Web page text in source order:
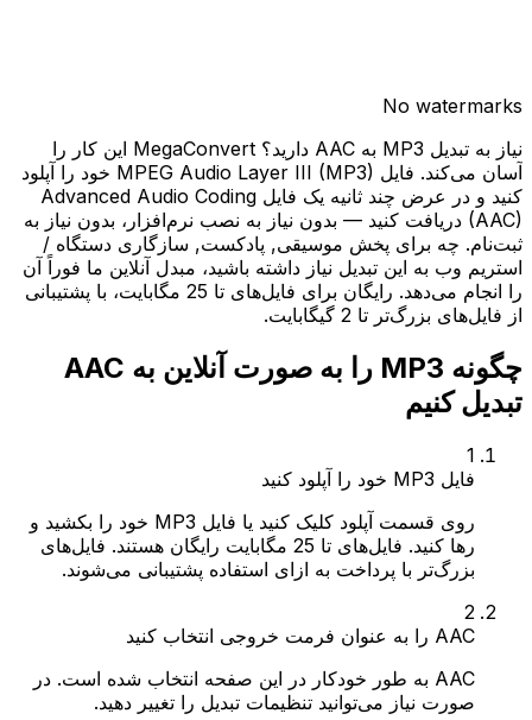
No watermarks
نیاز به تبدیل MP3 به AAC دارید؟ MegaConvert این کار را
آسان می‌کند. فایل MPEG Audio Layer III (MP3) خود را آپلود
کنید و در عرض چند ثانیه یک فایل Advanced Audio Coding
(AAC) دریافت کنید — بدون نیاز به نصب نرم‌افزار، بدون نیاز به
ثبت‌نام. چه برای پخش موسیقی, پادکست, سازگاری دستگاه /
استریم وب به این تبدیل نیاز داشته باشید، مبدل آنلاین ما فوراً آن
را انجام می‌دهد. رایگان برای فایل‌های تا 25 مگابایت، با پشتیبانی
از فایل‌های بزرگ‌تر تا 2 گیگابایت.
چگونه MP3 را به صورت آنلاین به AAC
تبدیل کنیم
1
فایل MP3 خود را آپلود کنید
روی قسمت آپلود کلیک کنید یا فایل MP3 خود را بکشید و
رها کنید. فایل‌های تا 25 مگابایت رایگان هستند. فایل‌های
بزرگ‌تر با پرداخت به ازای استفاده پشتیبانی می‌شوند.
2
AAC را به عنوان فرمت خروجی انتخاب کنید
AAC به طور خودکار در این صفحه انتخاب شده است. در
صورت نیاز می‌توانید تنظیمات تبدیل را تغییر دهید.